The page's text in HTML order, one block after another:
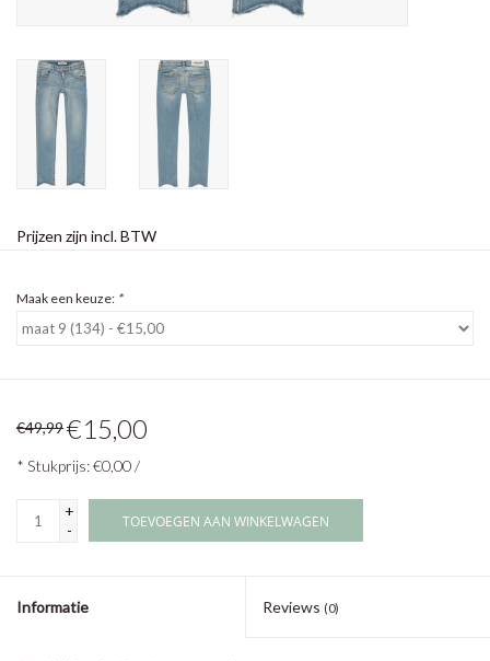
Prijzen zijn incl. BTW
Maak een keuze: *
€49,99€15,00
* Stukprijs: €0,00 /
+
-
TOEVOEGEN AAN WINKELWAGEN
Informatie Reviews (0)